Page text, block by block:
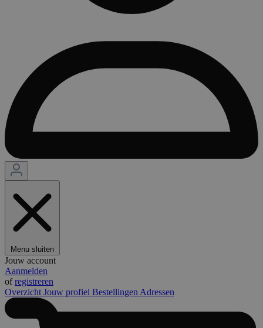
Menu sluiten
Jouw account
Aanmelden
ofregistreren
Overzicht Jouw profiel Bestellingen Adressen